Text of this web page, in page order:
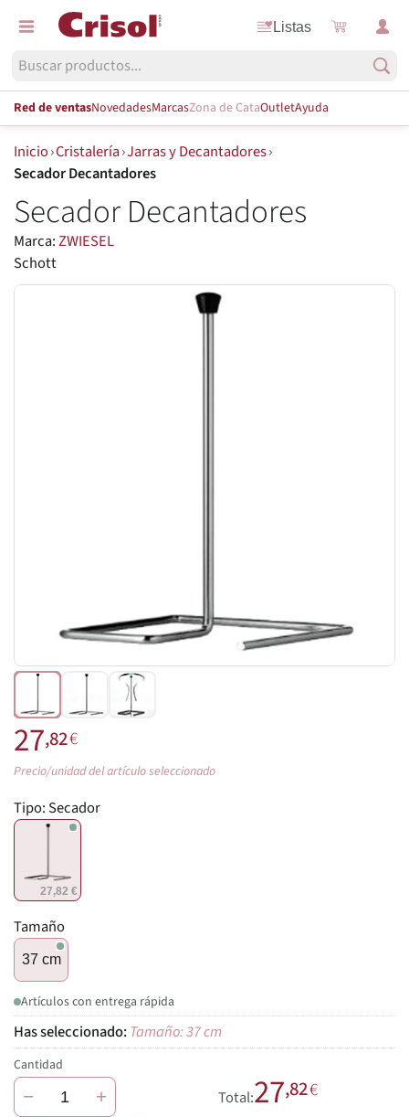
Listas
Red de ventasNovedadesMarcasZona de CataOutletAyuda
Inicio›Cristalería›Jarras y Decantadores›
Secador Decantadores
Secador Decantadores
Marca:ZWIESEL
Schott
27,82€
Precio/unidad del artículo seleccionado
Tipo: Secador
27,82 €
Tamaño
37 cm
Artículos con entrega rápida
Tamaño: 37 cm
Cantidad
− + Total:27,82€